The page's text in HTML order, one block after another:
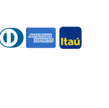
diners american itau